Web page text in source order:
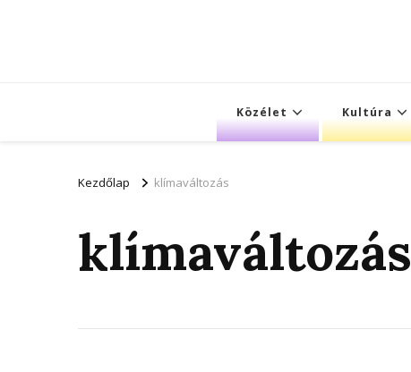
Közélet Kultúra
Kezdőlap klímaváltozás
klímaváltozás